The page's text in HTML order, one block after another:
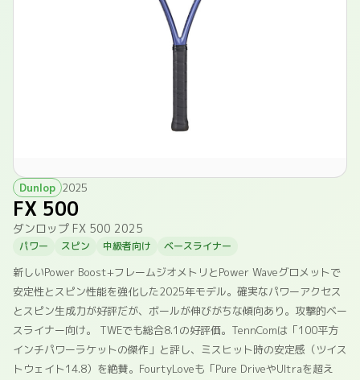
Dunlop 2025
FX 500
ダンロップ FX 500 2025
パワー スピン 中級者向け ベースライナー
新しいPower Boost+フレームジオメトリとPower Waveグロメットで
安定性とスピン性能を強化した2025年モデル。確実なパワーアクセス
とスピン生成力が好評だが、ボールが伸びがちな傾向あり。攻撃的ベー
スライナー向け。 TWEでも総合8.1の好評価。TennComは「100平方
インチパワーラケットの傑作」と評し、ミスヒット時の安定感（ツイス
トウェイト14.8）を絶賛。FourtyLoveも「Pure DriveやUltraを超え